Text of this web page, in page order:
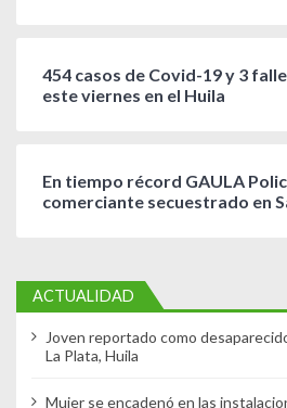
454 casos de Covid-19 y 3
este viernes en el Huila
En tiempo récord GAULA
comerciante secuestrado en
ACTUALIDAD
Joven reportado como
La Plata, Huila
Mujer se encadenó en las